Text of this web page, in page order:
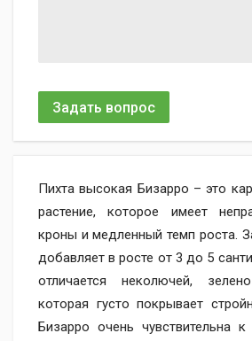
Задать вопрос
Пихта высокая Бизарро – это
растение, которое имеет
кроны и медленный темп роста.
добавляет в росте от 3 до 5
отличается неколючей,
которая густо покрывает
Бизарро очень чувствительна